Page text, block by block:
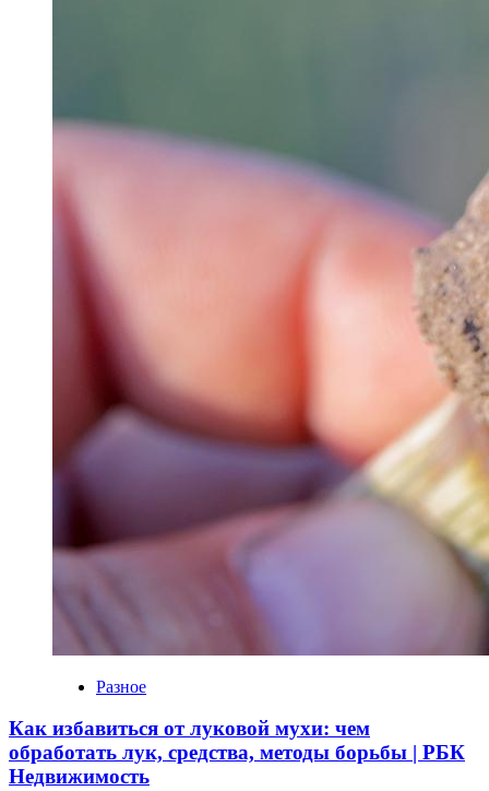
Разное
Как избавиться от луковой мухи: чем
обработать лук, средства, методы борьбы | РБК
Недвижимость